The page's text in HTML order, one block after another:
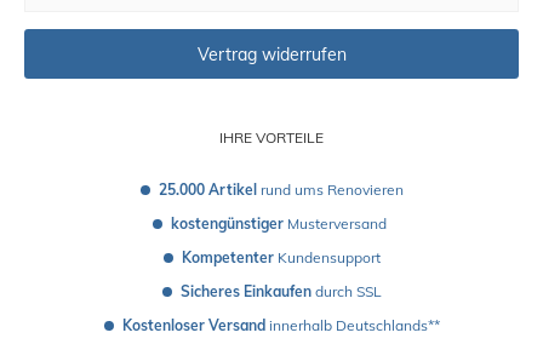
IHRE VORTEILE
25.000 Artikel rund ums Renovieren
kostengünstiger Musterversand
Kompetenter Kundensupport
Sicheres Einkaufen durch SSL
Kostenloser Versand innerhalb Deutschlands**
Vertrag widerrufen